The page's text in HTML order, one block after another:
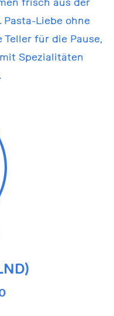
Pasta-Liebe ohne
für die Pause,
Spezialitäten